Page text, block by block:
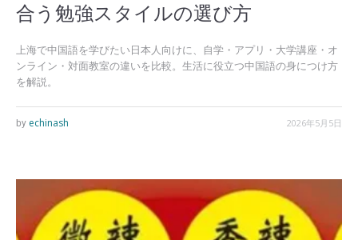
合う勉強スタイルの選び方
上海で中国語を学びたい日本人向けに、自学・アプリ・大学講座・オ
ンライン・対面教室の違いを比較。生活に役立つ中国語の身につけ方
を解説。
2026年5月5日
by echinash